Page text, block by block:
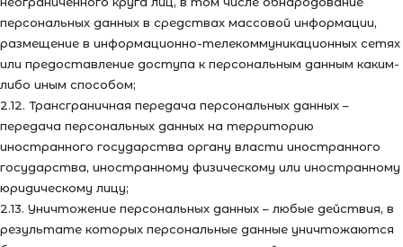
персональных данных в средствах массовой информации,
размещение в информационно-телекоммуникационных сетях
или предоставление доступа к персональным данным каким-
либо иным способом;
2.12. Трансграничная передача персональных данных –
передача персональных данных на территорию
иностранного государства органу власти иностранного
государства, иностранному физическому или иностранному
юридическому лицу;
2.13. Уничтожение персональных данных – любые действия, в
результате которых персональные данные уничтожаются